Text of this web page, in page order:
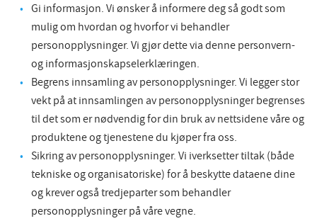
Gi informasjon. Vi ønsker å informere deg så godt som
mulig om hvordan og hvorfor vi behandler
personopplysninger. Vi gjør dette via denne personvern-
og informasjonskapselerklæringen.
Begrens innsamling av personopplysninger. Vi legger stor
vekt på at innsamlingen av personopplysninger begrenses
til det som er nødvendig for din bruk av nettsidene våre og
produktene og tjenestene du kjøper fra oss.
Sikring av personopplysninger. Vi iverksetter tiltak (både
tekniske og organisatoriske) for å beskytte dataene dine
og krever også tredjeparter som behandler
personopplysninger på våre vegne.